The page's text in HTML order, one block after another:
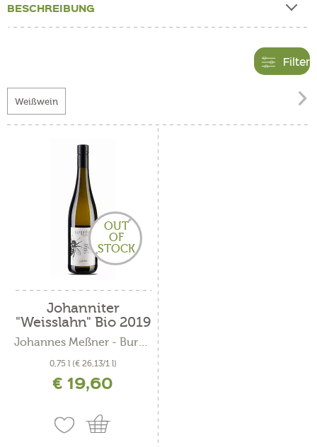
BESCHREIBUNG
Filter
Weißwein 
OUT
OF
STOCK
Johanniter
"Weisslahn" Bio 2019
Johannes Meßner - Burgerhof
0,75 l (€ 26,13/1 l)
€ 19,60